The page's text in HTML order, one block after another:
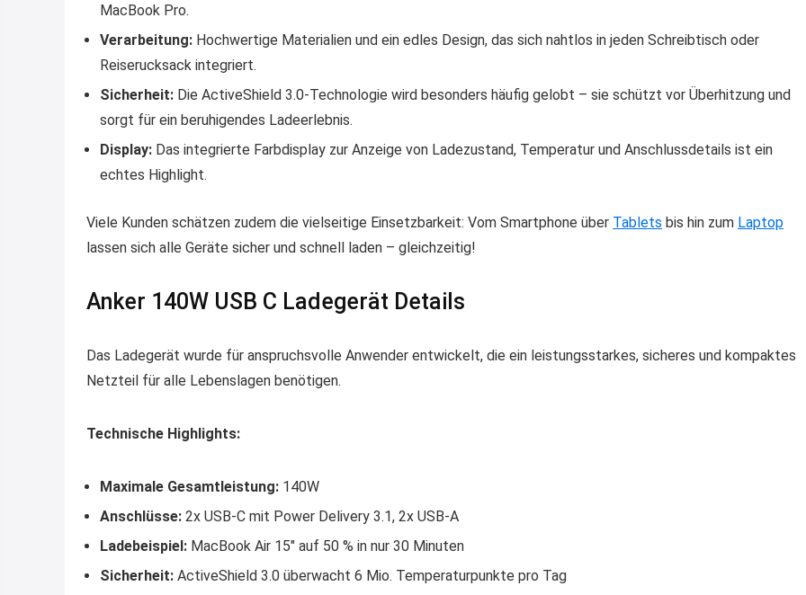
MacBook Pro.
Verarbeitung: Hochwertige Materialien und ein edles Design, das sich nahtlos in jeden Schreibtisch oder
Reiserucksack integriert.
Sicherheit: Die ActiveShield 3.0-Technologie wird besonders häufig gelobt – sie schützt vor Überhitzung und
sorgt für ein beruhigendes Ladeerlebnis.
Display: Das integrierte Farbdisplay zur Anzeige von Ladezustand, Temperatur und Anschlussdetails ist ein
echtes Highlight.
Viele Kunden schätzen zudem die vielseitige Einsetzbarkeit: Vom Smartphone über Tablets bis hin zum Laptop
lassen sich alle Geräte sicher und schnell laden – gleichzeitig!
Anker 140W USB C Ladegerät Details
Das Ladegerät wurde für anspruchsvolle Anwender entwickelt, die ein leistungsstarkes, sicheres und kompaktes
Netzteil für alle Lebenslagen benötigen.
Technische Highlights:
Maximale Gesamtleistung: 140W
Anschlüsse: 2x USB-C mit Power Delivery 3.1, 2x USB-A
Ladebeispiel: MacBook Air 15″ auf 50 % in nur 30 Minuten
Sicherheit: ActiveShield 3.0 überwacht 6 Mio. Temperaturpunkte pro Tag